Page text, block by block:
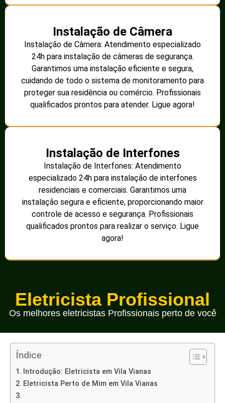
Instalação de Câmera
Instalação de Câmera: Atendimento especializado
24h para instalação de câmeras de segurança.
Garantimos uma instalação eficiente e segura,
cuidando de todo o sistema de monitoramento para
proteger sua residência ou comércio. Profissionais
qualificados prontos para atender. Ligue agora!
Instalação de Interfones
Instalação de Interfones: Atendimento
especializado 24h para instalação de interfones
residenciais e comerciais. Garantimos uma
instalação segura e eficiente, proporcionando maior
controle de acesso e segurança. Profissionais
qualificados prontos para realizar o serviço. Ligue
agora!
Eletricista Profissional
Os melhores eletricistas Profissionais perto de você
Índice
Introdução: Eletricista em Vila Vianas
Eletricista Perto de Mim em Vila Vianas